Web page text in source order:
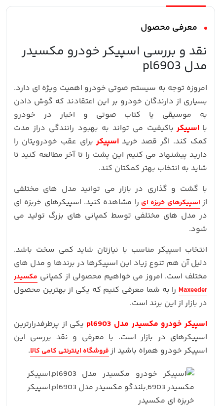
معرفی محصول
نقد و بررسی اسپیکر خودرو مکسیدر
مدل pl6903
امروزه توجه به سیستم صوتی خودرو اهمیت ویژه ای دارد.
بسیاری از دارندگان خودرو بر این اعتقادند که گوش دادن
به موسیقی یا کتاب صوتی و اخبار در خودرو
بااسپیکر باکیفیت می تواند به بهبود رانندگی دراز مدت
کمک کند. اگر قصد خرید اسپیکر برای عقب خودرویتان را
دارید پیشنهاد می کنیم این پشت را تا آخر مطالعه کنید تا
شاید به انتخاب بهتر کمکتان کند.
با گشت و گذاری در بازار می توانید مدل های مختلفی
از اسپیکرهای خربزه ای را مشاهده کنید. اسپیکرهای خربزه ای
در مدل های مختلفی توسط کمپانی های بزرگ تولید می
شود.
انتخاب اسپیکر مناسب با نیازتان شاید کمی سخت باشد.
دلیل آن هم تنوع زیاد این اسپیکرها در برندها و مدل های
مختلف است. امروز می خواهیم محصولی از کمپانی مکسیدر
Maxeeder را به شما معرفی کنیم که یکی از بهترین محصول
در بازار از این برند است.
اسپیکر خودرو مکسیدر مدل pl6903
یکی از پرطرفدرارترین
اسپیکرهای در بازار است. با معرفی و نقد بررسی این
اسپیکر خودرو همراه باشید ازفروشگاه اینترنتی کامی کالا.